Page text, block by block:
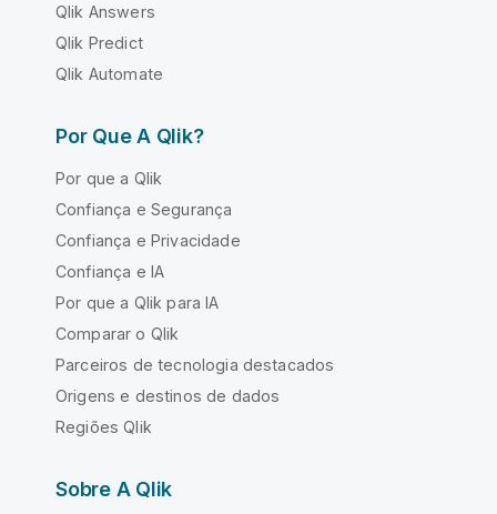
Qlik Answers
Qlik Predict
Qlik Automate
Por Que A Qlik?
Por que a Qlik
Confiança e Segurança
Confiança e Privacidade
Confiança e IA
Por que a Qlik para IA
Comparar o Qlik
Parceiros de tecnologia destacados
Origens e destinos de dados
Regiões Qlik
Sobre A Qlik